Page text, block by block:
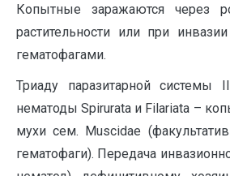
Копытные заражаются через
растительности или при
гематофагами.
Триаду паразитарной системы
нематоды Spirurata и Filariata –
мухи сем. Muscidae
гематофаги). Передача